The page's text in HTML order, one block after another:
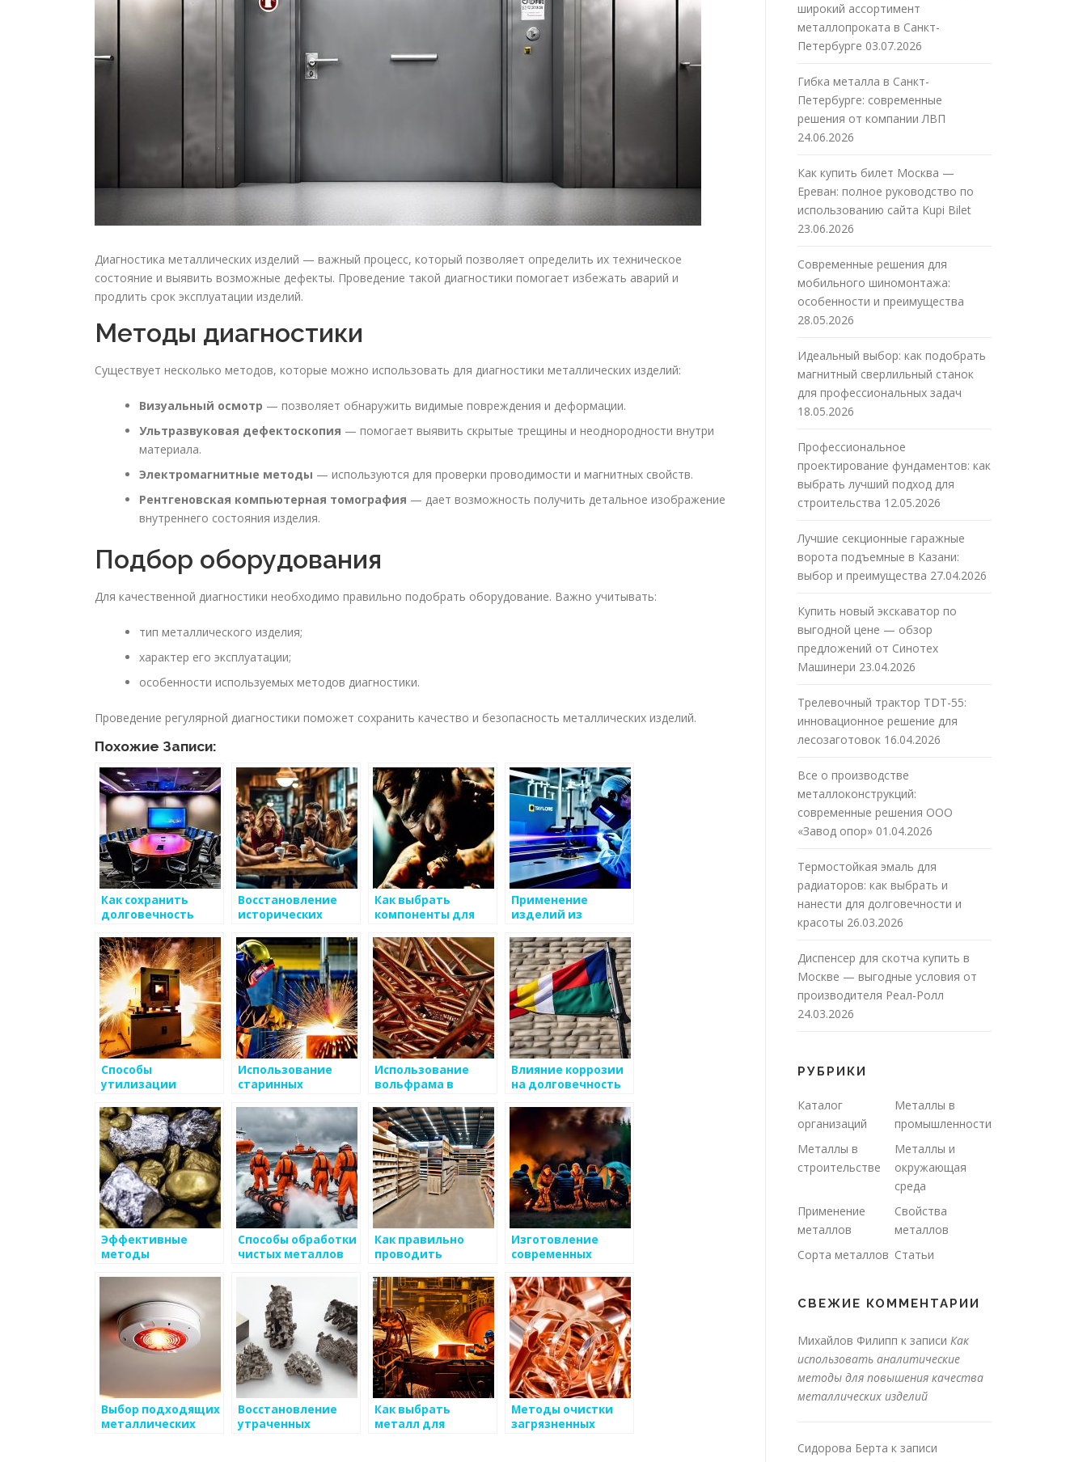
Диагностика металлических изделий — важный процесс, который позволяет определить их техническое
состояние и выявить возможные дефекты. Проведение такой диагностики помогает избежать аварий и
продлить срок эксплуатации изделий.
Методы диагностики
Существует несколько методов, которые можно использовать для диагностики металлических изделий:
Визуальный осмотр — позволяет обнаружить видимые повреждения и деформации.
Ультразвуковая дефектоскопия — помогает выявить скрытые трещины и неоднородности внутри
материала.
Электромагнитные методы — используются для проверки проводимости и магнитных свойств.
Рентгеновская компьютерная томография — дает возможность получить детальное изображение
внутреннего состояния изделия.
Подбор оборудования
Для качественной диагностики необходимо правильно подобрать оборудование. Важно учитывать:
тип металлического изделия;
характер его эксплуатации;
особенности используемых методов диагностики.
Проведение регулярной диагностики поможет сохранить качество и безопасность металлических изделий.
Похожие Записи:
Как сохранить
долговечность
изделий
Восстановление
исторических
изделий
Как выбрать
компоненты для
изделий
Применение
изделий из
тренажерных залах
Способы
утилизации
отходов
Использование
старинных
металлом
Использование
вольфрама в
светотехники и
теплостойких
изделий
Влияние коррозии
на долговечность
конструкций
Эффективные
методы
металлических
материалов
Способы обработки
чистых металлов
Как правильно
проводить
металлов
Изготовление
современных
дверей
Выбор подходящих
металлических
Восстановление
утраченных
Как выбрать
металл для
Методы очистки
загрязненных
широкий ассортимент
металлопроката в Санкт-
Петербурге 03.07.2026
Гибка металла в Санкт-
Петербурге: современные
решения от компании ЛВП
24.06.2026
Как купить билет Москва —
Ереван: полное руководство по
использованию сайта Kupi Bilet
23.06.2026
Современные решения для
мобильного шиномонтажа:
особенности и преимущества
28.05.2026
Идеальный выбор: как подобрать
магнитный сверлильный станок
для профессиональных задач
18.05.2026
Профессиональное
проектирование фундаментов: как
выбрать лучший подход для
строительства 12.05.2026
Лучшие секционные гаражные
ворота подъемные в Казани:
выбор и преимущества 27.04.2026
Купить новый экскаватор по
выгодной цене — обзор
предложений от Синотех
Машинери 23.04.2026
Трелевочный трактор TDT-55:
инновационное решение для
лесозаготовок 16.04.2026
Все о производстве
металлоконструкций:
современные решения ООО
«Завод опор» 01.04.2026
Термостойкая эмаль для
радиаторов: как выбрать и
нанести для долговечности и
красоты 26.03.2026
Диспенсер для скотча купить в
Москве — выгодные условия от
производителя Реал-Ролл
24.03.2026
РУБРИКИ
Каталог
организаций
Металлы в
промышленности
Металлы в
строительстве
Металлы и
окружающая
среда
Применение
металлов
Свойства
металлов
Сорта металлов Статьи
СВЕЖИЕ КОММЕНТАРИИ
Михайлов Филипп к записи Как
использовать аналитические
методы для повышения качества
металлических изделий
Сидорова Берта к записи